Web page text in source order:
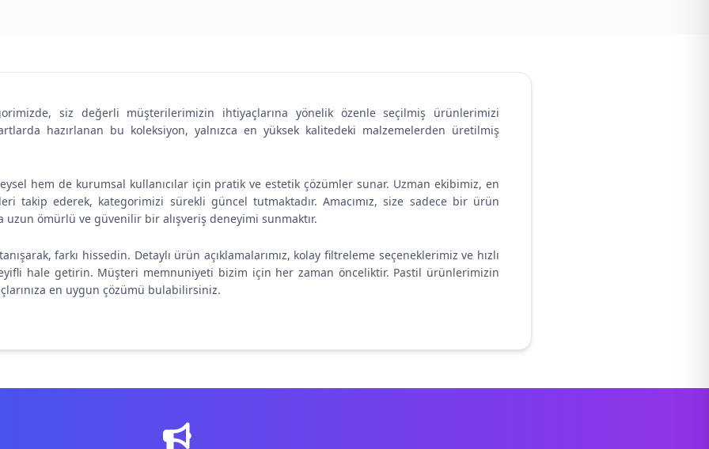
siz değerli müşterilerimizin ihtiyaçlarına yönelik özenle seçilmiş ürünlerimizi
hazırlanan bu koleksiyon, yalnızca en yüksek kalitedeki malzemelerden üretilmiş
hem de kurumsal kullanıcılar için pratik ve estetik çözümler sunar. Uzman ekibimiz, en
takip ederek, kategorimizi sürekli güncel tutmaktadır. Amacımız, size sadece bir ürün
uzun ömürlü ve güvenilir bir alışveriş deneyimi sunmaktır.
farkı hissedin. Detaylı ürün açıklamalarımız, kolay filtreleme seçeneklerimiz ve hızlı
hale getirin. Müşteri memnuniyeti bizim için her zaman önceliktir. Pastil ürünlerimizin
en uygun çözümü bulabilirsiniz.